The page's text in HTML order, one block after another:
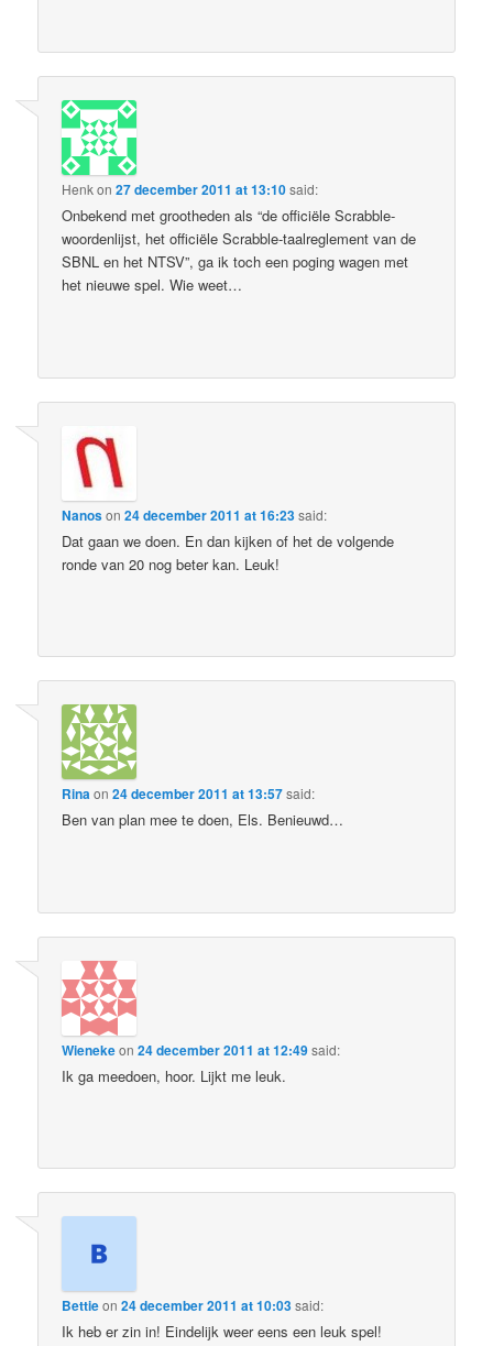
Henkon27 december 2011 at 13:10said:
Onbekend met grootheden als “de officiële Scrabble-
woordenlijst, het officiële Scrabble-taalreglement van de
SBNL en het NTSV”, ga ik toch een poging wagen met
het nieuwe spel. Wie weet…
Nanoson24 december 2011 at 16:23said:
Dat gaan we doen. En dan kijken of het de volgende
ronde van 20 nog beter kan. Leuk!
Rinaon24 december 2011 at 13:57said:
Ben van plan mee te doen, Els. Benieuwd…
Wienekeon24 december 2011 at 12:49said:
Ik ga meedoen, hoor. Lijkt me leuk.
Bettieon24 december 2011 at 10:03said:
Ik heb er zin in! Eindelijk weer eens een leuk spel!